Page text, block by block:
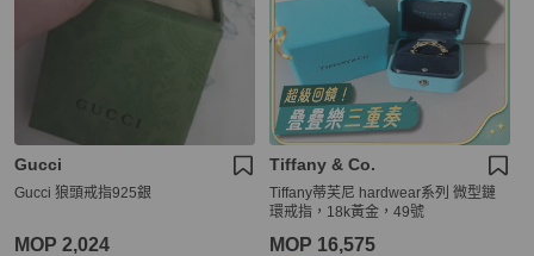
Gucci
Gucci 狼頭戒指925銀
MOP 2,024
Tiffany & Co.
Tiffany蒂芙尼 hardwear系列 微型鏈
環戒指，18k黃金，49號
MOP 16,575